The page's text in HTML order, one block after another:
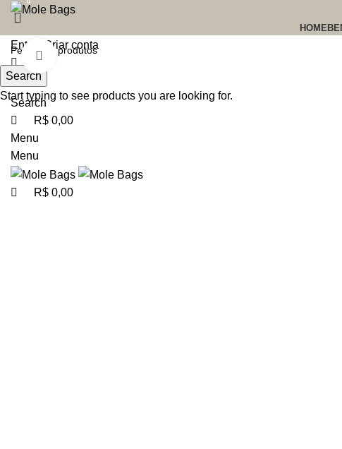
HOME
Entrar/Criar conta
Search
0
R$ 0,00
Menu
Menu
0
R$ 0,00
Clique para Zoom
Search
Start typing to see products you are looking for.